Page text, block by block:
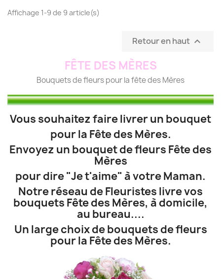
Affichage 1-9 de 9 article(s)
Retour en haut 
FÊTE DES MÈRES
Bouquets de fleurs pour la fête des Mères
Vous souhaitez faire livrer un bouquet
pour la Fête des Mères.
Envoyez un bouquet de fleurs Fête des
Mères
pour dire "Je t'aime" à votre Maman.
Notre réseau de Fleuristes livre vos
bouquets Fête des Mères, à domicile,
au bureau....
Un large choix de bouquets de fleurs
pour la Fête des Mères.